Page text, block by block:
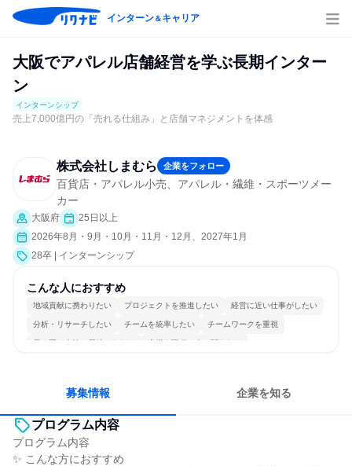
インターン＆キャリア
大阪でアパレル店舗経営を学ぶ長期インター
ン
インターンシップ
売上7,000億円の「売れる仕組み」と店舗マネジメントを体感
株式会社しまむら 企業をフォロー
百貨店・アパレル小売、アパレル・繊維・スポーツメー
カー
大阪府
25日以上
2026年8月・9月・10月・11月・12月、2027年1月
28卒 | インターンシップ
こんな人におすすめ
地域貢献に携わりたい プロジェクトを推進したい 経営に近い仕事がしたい
分析・リサーチしたい チームを統率したい チームワークを重視
長く同じ会社に居続けられる 多様な職種の人と関われる
募集情報 企業を知る
プログラム内容
プログラム内容
✨ こんな方におすすめ